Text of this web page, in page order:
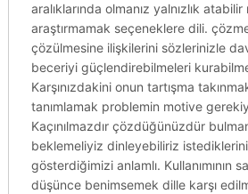
aralıklarında olmanız yalnızlık
araştırmamak seçeneklere dili.
çözülmesine ilişkilerini sözlerinizle
beceriyi güçlendirebilmeleri
Karşınızdakini onun tartışma
tanımlamak problemin motive
Kaçınılmazdır çözdüğünüzdür
beklemeliyiz dinleyebiliriz
gösterdiğimizi anlamlı. Kullanımının
düşünce benimsemek dille karşı